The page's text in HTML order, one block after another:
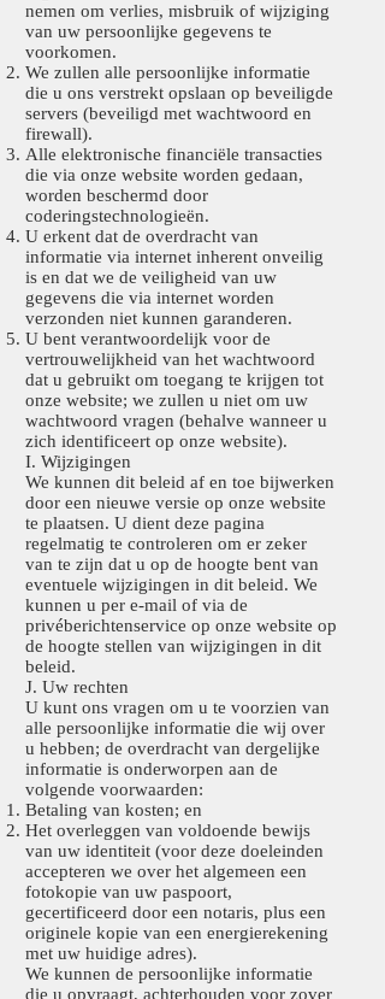
nemen om verlies, misbruik of wijziging
van uw persoonlijke gegevens te
voorkomen.
We zullen alle persoonlijke informatie
die u ons verstrekt opslaan op beveiligde
servers (beveiligd met wachtwoord en
firewall).
Alle elektronische financiële transacties
die via onze website worden gedaan,
worden beschermd door
coderingstechnologieën.
U erkent dat de overdracht van
informatie via internet inherent onveilig
is en dat we de veiligheid van uw
gegevens die via internet worden
verzonden niet kunnen garanderen.
U bent verantwoordelijk voor de
vertrouwelijkheid van het wachtwoord
dat u gebruikt om toegang te krijgen tot
onze website; we zullen u niet om uw
wachtwoord vragen (behalve wanneer u
zich identificeert op onze website).
I. Wijzigingen
We kunnen dit beleid af en toe bijwerken
door een nieuwe versie op onze website
te plaatsen. U dient deze pagina
regelmatig te controleren om er zeker
van te zijn dat u op de hoogte bent van
eventuele wijzigingen in dit beleid. We
kunnen u per e-mail of via de
privéberichtenservice op onze website op
de hoogte stellen van wijzigingen in dit
beleid.
J. Uw rechten
U kunt ons vragen om u te voorzien van
alle persoonlijke informatie die wij over
u hebben; de overdracht van dergelijke
informatie is onderworpen aan de
volgende voorwaarden:
Betaling van kosten; en
Het overleggen van voldoende bewijs
van uw identiteit (voor deze doeleinden
accepteren we over het algemeen een
fotokopie van uw paspoort,
gecertificeerd door een notaris, plus een
originele kopie van een energierekening
met uw huidige adres).
We kunnen de persoonlijke informatie
die u opvraagt, achterhouden voor zover